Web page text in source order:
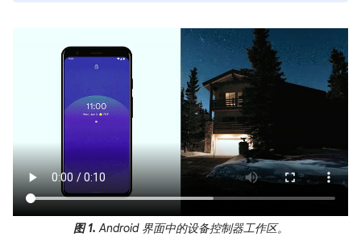
图 1. Android 界面中的设备控制器工作区。